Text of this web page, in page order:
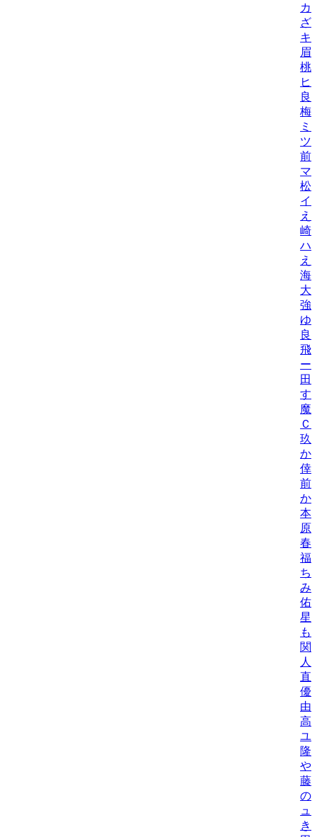
カ
ざ
キ
眉
桃/
ヒ
良
梅
ミ
ツ
前
マ
松
イ
え
崎
ハ
え
海
大
強/
ゆ
良
飛
ー
田
す
魔
Ｃ
玖/
か/
倖
前
か/
本
原
春/
福
ち
み/
佑
星
も
関
人
直
優/
由
高
ユ/
隆
や
藤
の
ュ
き